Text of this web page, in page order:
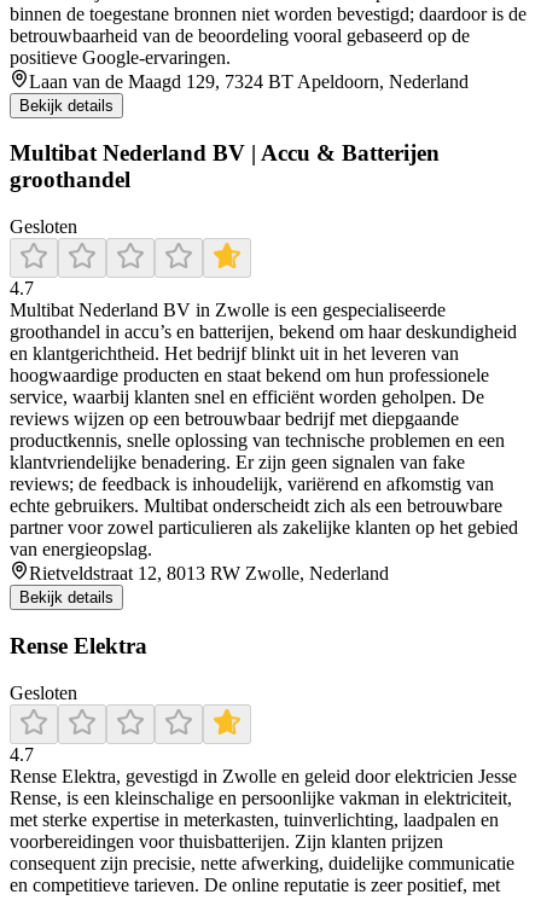
binnen de toegestane bronnen niet worden bevestigd; daardoor is de
betrouwbaarheid van de beoordeling vooral gebaseerd op de
positieve Google-ervaringen.
Laan van de Maagd 129, 7324 BT Apeldoorn, Nederland
Bekijk details
Multibat Nederland BV | Accu & Batterijen
groothandel
Gesloten
4.7
Multibat Nederland BV in Zwolle is een gespecialiseerde
groothandel in accu’s en batterijen, bekend om haar deskundigheid
en klantgerichtheid. Het bedrijf blinkt uit in het leveren van
hoogwaardige producten en staat bekend om hun professionele
service, waarbij klanten snel en efficiënt worden geholpen. De
reviews wijzen op een betrouwbaar bedrijf met diepgaande
productkennis, snelle oplossing van technische problemen en een
klantvriendelijke benadering. Er zijn geen signalen van fake
reviews; de feedback is inhoudelijk, variërend en afkomstig van
echte gebruikers. Multibat onderscheidt zich als een betrouwbare
partner voor zowel particulieren als zakelijke klanten op het gebied
van energieopslag.
Rietveldstraat 12, 8013 RW Zwolle, Nederland
Bekijk details
Rense Elektra
Gesloten
4.7
Rense Elektra, gevestigd in Zwolle en geleid door elektricien Jesse
Rense, is een kleinschalige en persoonlijke vakman in elektriciteit,
met sterke expertise in meterkasten, tuinverlichting, laadpalen en
voorbereidingen voor thuisbatterijen. Zijn klanten prijzen
consequent zijn precisie, nette afwerking, duidelijke communicatie
en competitieve tarieven. De online reputatie is zeer positief, met